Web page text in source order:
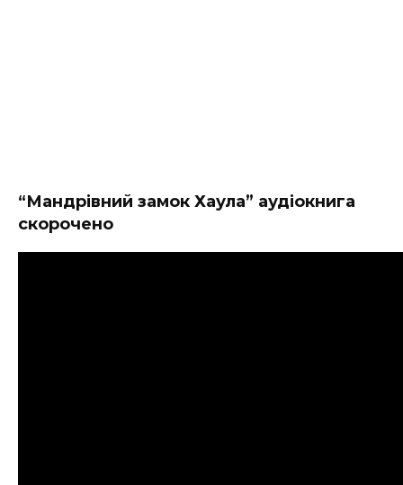
“Мандрівний замок Хаула” аудіокнига
скорочено